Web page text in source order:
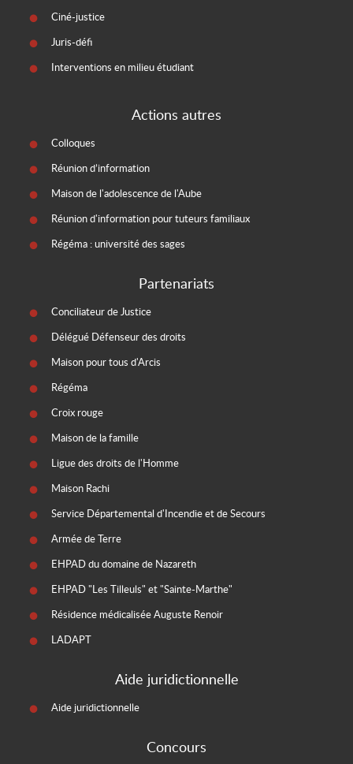
Ciné-justice
Juris-défi
Interventions en milieu étudiant
Actions autres
Colloques
Réunion d’information
Maison de l'adolescence de l'Aube
Réunion d'information pour tuteurs familiaux
Régéma : université des sages
Partenariats
Conciliateur de Justice
Délégué Défenseur des droits
Maison pour tous d'Arcis
Régéma
Croix rouge
Maison de la famille
Ligue des droits de l'Homme
Maison Rachi
Service Départemental d'Incendie et de Secours
Armée de Terre
EHPAD du domaine de Nazareth
EHPAD "Les Tilleuls" et "Sainte-Marthe"
Résidence médicalisée Auguste Renoir
LADAPT
Aide juridictionnelle
Aide juridictionnelle
Concours